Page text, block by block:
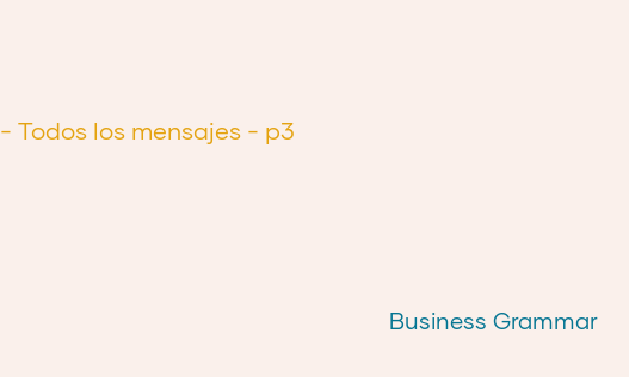
- Todos los mensajes - p3
Business Grammar